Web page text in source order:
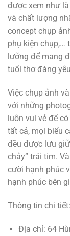
được xem như
và chất lượng
concept chụp
phụ kiện chụp,…
lưỡng để mang
tuổi thơ đáng
Việc chụp ảnh
với những
luôn vui vẻ để
tất cả, mọi biểu
đều được lưu
chảy” trái tim.
cười hạnh phúc
hạnh phúc bên
Thông tin chi tiết:
Địa chỉ: 64